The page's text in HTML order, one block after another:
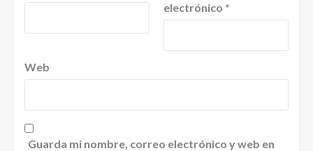
electrónico *
Web
Guarda mi nombre, correo electrónico y web en